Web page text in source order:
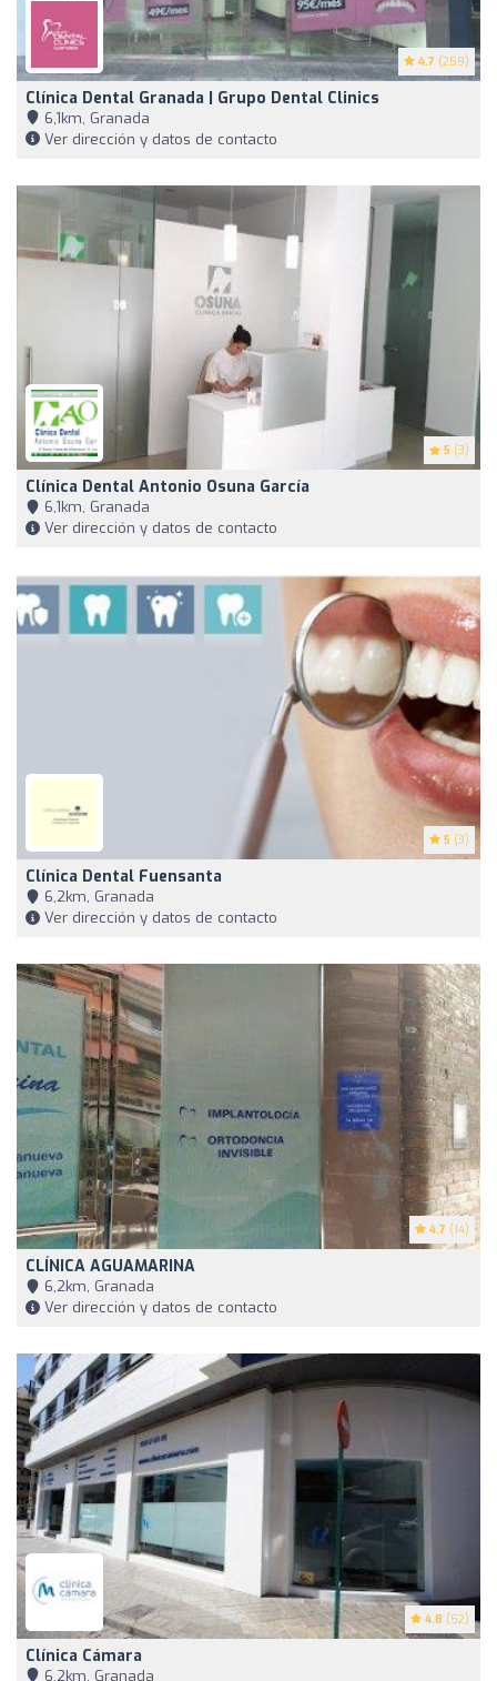
4.7 (259)
Clínica Dental Granada | Grupo Dental Clinics
6,1km, Granada
Ver dirección y datos de contacto
5 (3)
Clínica Dental Antonio Osuna García
6,1km, Granada
Ver dirección y datos de contacto
5 (3)
Clínica Dental Fuensanta
6,2km, Granada
Ver dirección y datos de contacto
4.7 (14)
CLÍNICA AGUAMARINA
6,2km, Granada
Ver dirección y datos de contacto
4.8 (52)
Clínica Cámara
6,2km, Granada